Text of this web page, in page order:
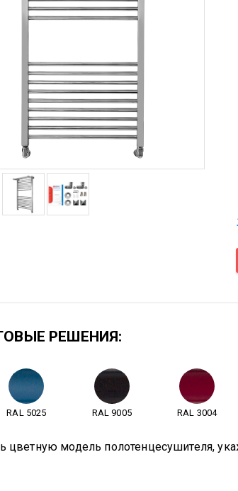
РЕШЕНИЯ:
RAL 5025 RAL 9005 RAL 3004
цветную модель полотенцесушителя,